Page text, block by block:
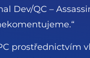
Dev/QC –
prostřednictvím